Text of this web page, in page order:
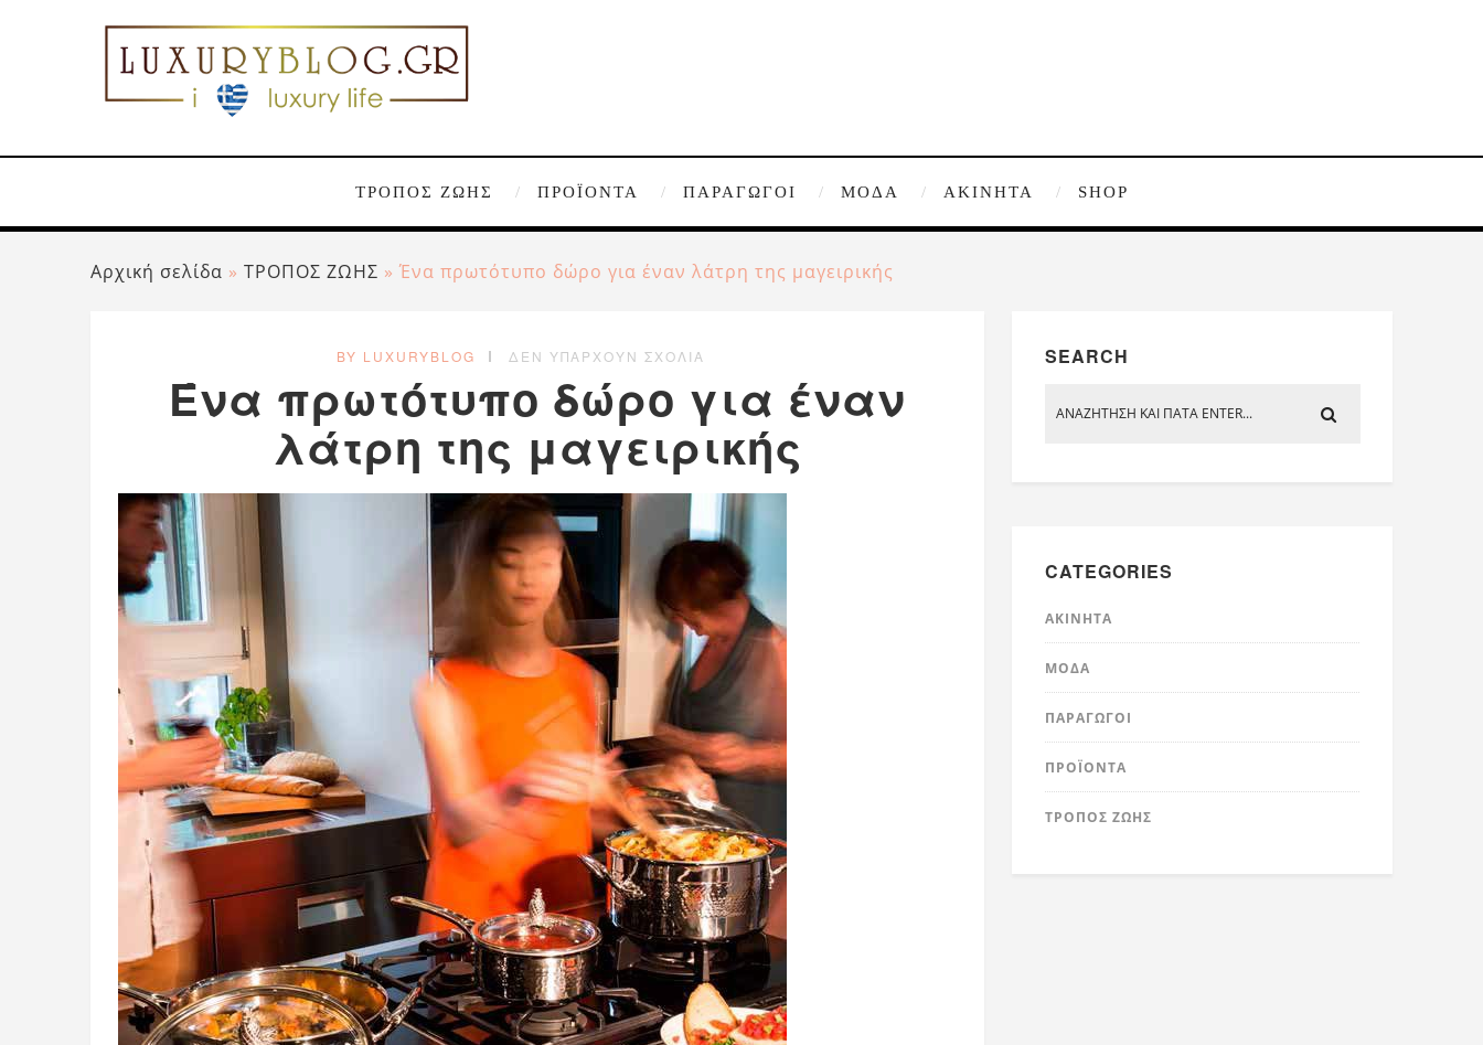
ΤΡΟΠΟΣ ΖΩΗΣ ΠΡΟΪΌΝΤΑ ΠΑΡΑΓΩΓΟΊ ΜΌΔΑ ΑΚΊΝΗΤΑ SHOP
Αρχική σελίδα » ΤΡΟΠΟΣ ΖΩΗΣ »Ένα πρωτότυπο δώρο για έναν λάτρη της μαγειρικής
BY LUXURYBLOG ΔΕΝ ΥΠΆΡΧΟΥΝ ΣΧΌΛΙΑ
Ένα πρωτότυπο δώρο για έναν
λάτρη της μαγειρικής
SEARCH
CATEGORIES
ΑΚΊΝΗΤΑ
ΜΌΔΑ
ΠΑΡΑΓΩΓΟΊ
ΠΡΟΪΌΝΤΑ
ΤΡΟΠΟΣ ΖΩΗΣ